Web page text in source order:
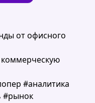
от офисного
#аналитика
#рынок